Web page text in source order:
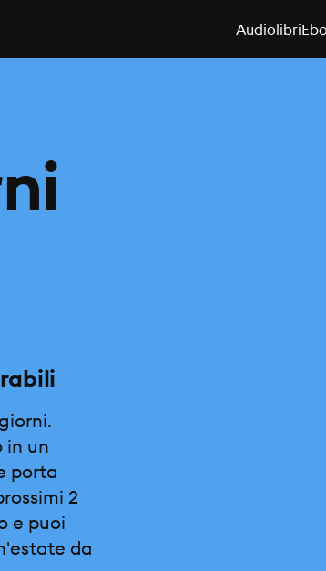
Audiolibri
in un
porta
2
e puoi
da